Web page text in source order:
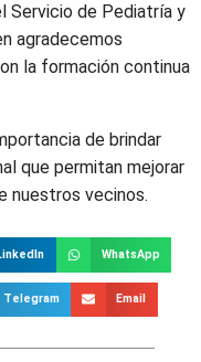
Servicio de Pediatría y
agradecemos
la formación continua
de brindar
que permitan mejorar
nuestros vecinos.
WhatsApp
Telegram Email